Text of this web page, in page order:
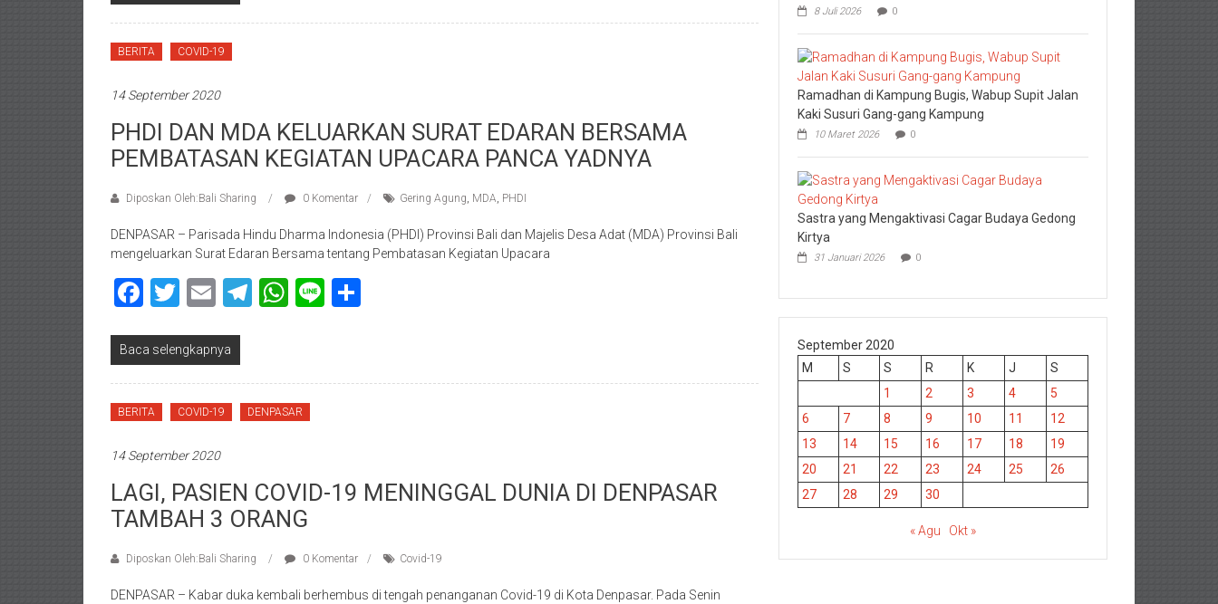
BERITA COVID-19
14 September 2020
PHDI DAN MDA KELUARKAN SURAT EDARAN BERSAMA
PEMBATASAN KEGIATAN UPACARA PANCA YADNYA
Diposkan Oleh:Bali Sharing 0 Komentar Gering Agung, MDA, PHDI
DENPASAR – Parisada Hindu Dharma Indonesia (PHDI) Provinsi Bali dan Majelis Desa Adat (MDA) Provinsi Bali
mengeluarkan Surat Edaran Bersama tentang Pembatasan Kegiatan Upacara
Facebook
Twitter
EmailTelegram
WhatsApp
Line
Baca selengkapnya
BERITA COVID-19 DENPASAR
14 September 2020
LAGI, PASIEN COVID-19 MENINGGAL DUNIA DI DENPASAR
TAMBAH 3 ORANG
Diposkan Oleh:Bali Sharing 0 Komentar Covid-19
DENPASAR – Kabar duka kembali berhembus di tengah penanganan Covid-19 di Kota Denpasar. Pada Senin
8 Juli 2026 0
Ramadhan di Kampung Bugis, Wabup Supit Jalan
Kaki Susuri Gang-gang Kampung
10 Maret 2026 0
Sastra yang Mengaktivasi Cagar Budaya Gedong
Kirtya
31 Januari 2026 0
September 2020
M
S S R K J
S
1
2 3 4
5
6
7 8 9 10 11
12
13
14 15 16 17 18
19
20
21 22 23 24 25
26
27
28 29 30
« Agu Okt »